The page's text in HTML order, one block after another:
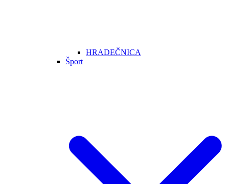
HRADEČNICA
Šport